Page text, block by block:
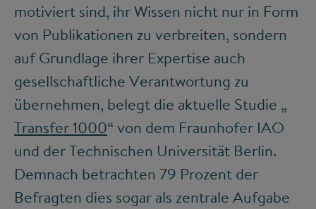
motiviert sind, ihr Wissen nicht nur in Form
von Publikationen zu verbreiten, sondern
auf Grundlage ihrer Expertise auch
gesellschaftliche Verantwortung zu
übernehmen, belegt die aktuelle Studie „
Transfer 1000“ von dem Fraunhofer IAO
und der Technischen Universität Berlin.
Demnach betrachten 79 Prozent der
Befragten dies sogar als zentrale Aufgabe